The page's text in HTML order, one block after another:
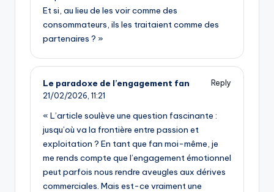
Et si, au lieu de les voir comme des
consommateurs, ils les traitaient comme des
partenaires ? »
Le paradoxe de l’engagement fan
Reply
21/02/2026, 11:21
« L’article soulève une question fascinante :
jusqu’où va la frontière entre passion et
exploitation ? En tant que fan moi-même, je
me rends compte que l’engagement émotionnel
peut parfois nous rendre aveugles aux dérives
commerciales. Mais est-ce vraiment une